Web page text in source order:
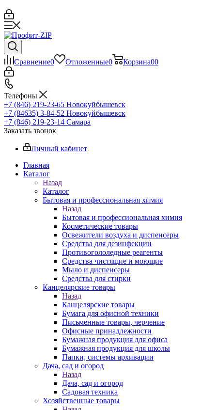
Сравнение0 Отложенные0 Корзина00
Телефоны
+7 (846) 219-23-65 Новокуйбышевск
+7 (84635) 3-84-52 Новокуйбышевск
+7 (846) 219-23-14 Самара
Заказать звонок
Личный кабинет
Главная
Каталог
Назад
Каталог
Бытовая и профессиональная химия
Назад
Бытовая и профессиональная химия
Косметические товары
Освежители воздуха и диспенсеры
Средства для дезинфекции
Противогололедные реагенты
Средства чистящие и моющие
Мыло и диспенсеры
Средства для стирки
Канцелярские товары
Назад
Канцелярские товары
Бумага для офисной техники
Письменные товары, черчение
Офисные принадлежности
Бумажная продукция для офиса
Бумажная продукция для школы
Папки, системы архивации
Дача, сад и огород
Назад
Дача, сад и огород
Садовая техника
Хозяйственные товары